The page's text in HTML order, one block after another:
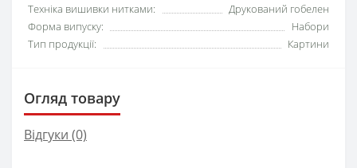
Техніка вишивки нитками:
Друкований гобелен
Форма випуску:
Набори
Тип продукції:
Картини
Огляд товару
Відгуки (0)